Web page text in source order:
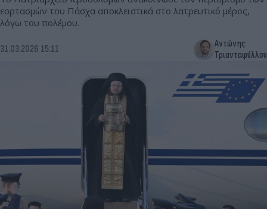
εορτασμών του Πάσχα αποκλειστικά στο λατρευτικό μέρος,
λόγω του πολέμου.
31.03.2026 15:11
Αντώνης
Τριανταφύλλου